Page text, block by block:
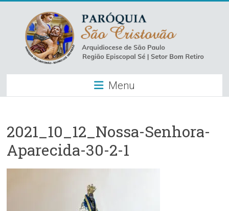
content
Paróquia
São
–
Luz
Menu
2021_10_12_Nossa-Senhora-
Aparecida-30-2-1